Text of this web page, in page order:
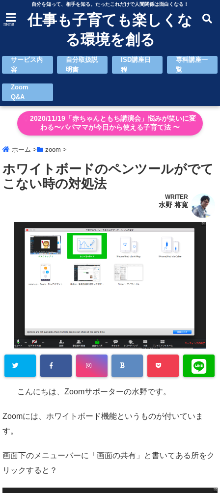
自分を知って、相手を知る。たったこれだけで人間関係は面白くなる！
menu
仕事も子育ても楽しくな
る環境を創る
サービス内
容
自分取扱説
明書
ISD講座日
程
専科講座一
覧
Zoom
Q&A
2020/11/19「赤ちゃんともち講演会」悩みが笑いに変
わる〜パパママが今日から使える子育て法 〜
ホーム > zoom >
ホワイトボードのペンツールがでて
こない時の対処法
WRITER
水野 将寛
こんにちは、Zoomサポーターの水野です。
Zoomには、ホワイトボード機能というものが付いていま
す。
画面下のメニューバーに「画面の共有」と書いてある所をク
リックすると？